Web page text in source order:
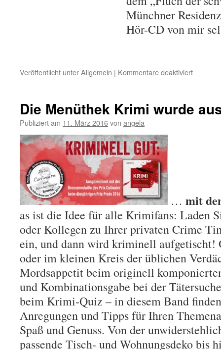
Münchner
Hör-CD von mir
Veröffentlicht unterAllgemein | Kommentare deaktiviert
Die Menüthek Krimi wurde
Publiziert am 11. März 2016von angela
… mit
as ist die Idee für alle Krimifans: Laden
oder Kollegen zu Ihrer privaten Crime
ein, und dann wird kriminell aufgetischt!
oder im kleinen Kreis der üblichen
Mordsappetit beim originell
und Kombinationsgabe bei der
beim Krimi-Quiz – in diesem Band
Anregungen und Tipps für Ihren
Spaß und Genuss. Von der
passende Tisch- und Wohnungsdeko bis